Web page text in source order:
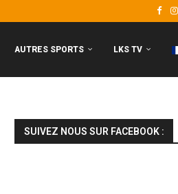
AUTRES SPORTS LKS TV
SUIVEZ NOUS SUR FACEBOOK :